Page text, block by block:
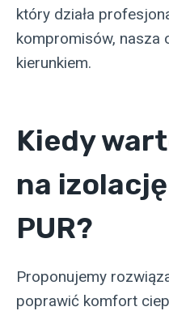
który działa
kompromisów, nasza
kierunkiem.
Kiedy
na
PUR?
Proponujemy
poprawić komfort